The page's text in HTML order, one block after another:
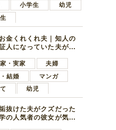
小学生
幼児
金くれくれ夫｜知人の
人になっていた夫が家
た
・実家
夫婦
結婚
マンガ
幼児
抜けた夫がクズだった
の人気者の彼女が気に